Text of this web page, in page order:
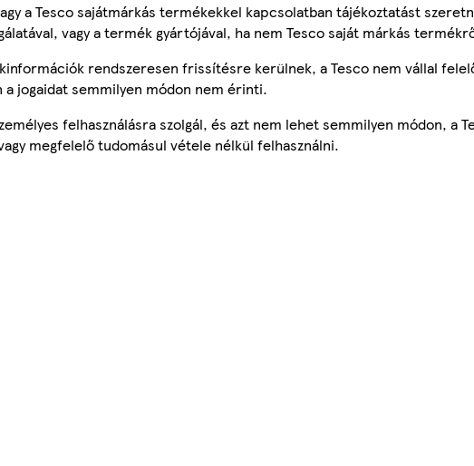
a Tesco sajátmárkás termékekkel kapcsolatban tájékoztatást
vagy a termék gyártójával, ha nem Tesco saját márkás
rendszeresen frissítésre kerülnek, a Tesco nem vállal
jogaidat semmilyen módon nem érinti.
felhasználásra szolgál, és azt nem lehet semmilyen módon, a
megfelelő tudomásul vétele nélkül felhasználni.